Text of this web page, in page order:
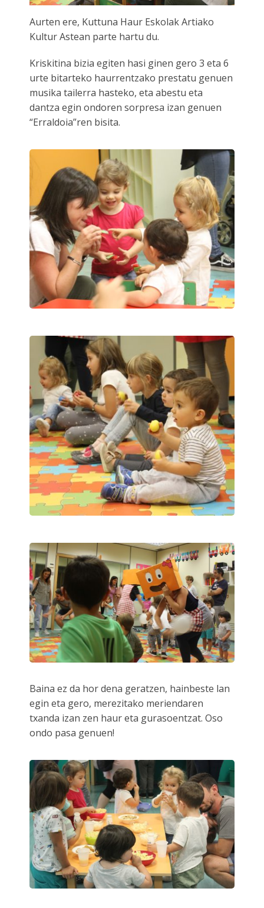
Aurten ere, Kuttuna Haur Eskolak Artiako
Kultur Astean parte hartu du.
Kriskitina bizia egiten hasi ginen gero 3 eta 6
urte bitarteko haurrentzako prestatu genuen
musika tailerra hasteko, eta abestu eta
dantza egin ondoren sorpresa izan genuen
“Erraldoia”ren bisita.
Baina ez da hor dena geratzen, hainbeste lan
egin eta gero, merezitako meriendaren
txanda izan zen haur eta gurasoentzat. Oso
ondo pasa genuen!